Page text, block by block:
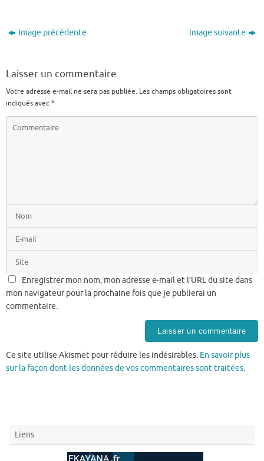
Image précédente Image suivante
Laisser un commentaire
Votre adresse e-mail ne sera pas publiée. Les champs obligatoires sont
indiqués avec*
Enregistrer mon nom, mon adresse e-mail et l’URL du site dans
mon navigateur pour la prochaine fois que je publierai un
commentaire.
Ce site utilise Akismet pour réduire les indésirables. En savoir plus
sur la façon dont les données de vos commentaires sont traitées.
Liens